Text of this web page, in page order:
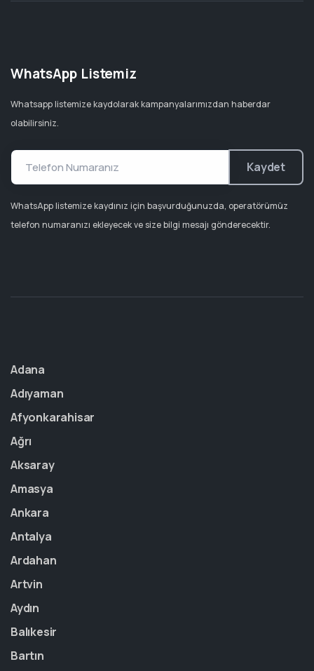
WhatsApp Listemiz
Whatsapp listemize kaydolarak kampanyalarımızdan haberdar
olabilirsiniz.
Kaydet
WhatsApp listemize kaydınız için başvurduğunuzda, operatörümüz
telefon numaranızı ekleyecek ve size bilgi mesajı gönderecektir.
Adana
Adıyaman
Afyonkarahisar
Ağrı
Aksaray
Amasya
Ankara
Antalya
Ardahan
Artvin
Aydın
Balıkesir
Bartın